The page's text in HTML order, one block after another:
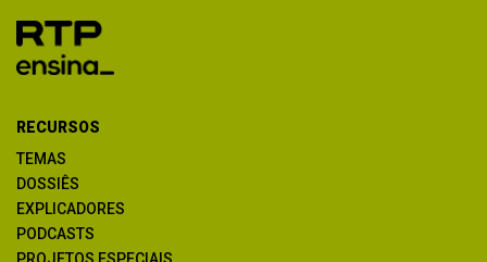
RECURSOS
TEMAS
DOSSIÊS
EXPLICADORES
PODCASTS
PROJETOS ESPECIAIS